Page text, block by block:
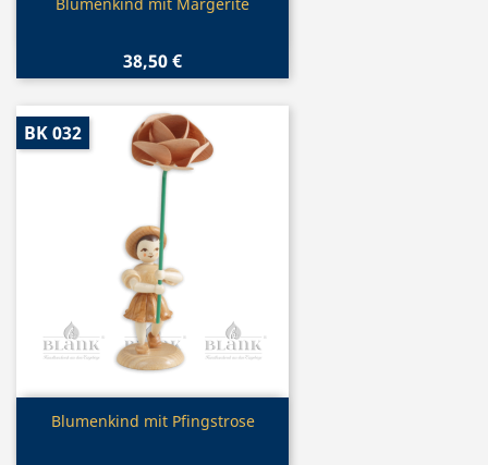

38,50 €
Vorschau
Blumenkind mit Pfingstrose
BK 032